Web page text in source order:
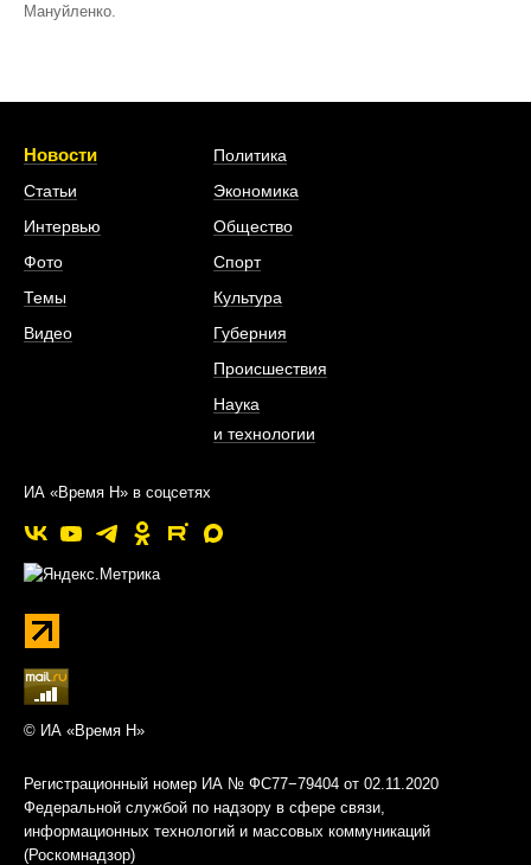
Мануйленко.
Новости
Статьи
Интервью
Фото
Темы
Видео
Политика
Экономика
Общество
Спорт
Культура
Губерния
Происшествия
Наука
и технологии
ИА «Время Н» в соцсетях
© ИА «Время Н»
Регистрационный номер ИА № ФС77−79404 от 02.11.2020
Федеральной службой по надзору в сфере связи,
информационных технологий и массовых коммуникаций
(Роскомнадзор)